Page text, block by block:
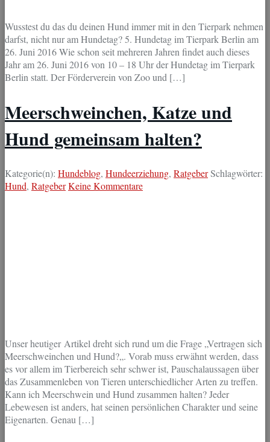
Wusstest du das du deinen Hund immer mit in den Tierpark nehmen
darfst, nicht nur am Hundetag? 5. Hundetag im Tierpark Berlin am
26. Juni 2016 Wie schon seit mehreren Jahren findet auch dieses
Jahr am 26. Juni 2016 von 10 – 18 Uhr der Hundetag im Tierpark
Berlin statt. Der Förderverein von Zoo und […]
Meerschweinchen, Katze und
Hund gemeinsam halten?
Kategorie(n): Hundeblog, Hundeerziehung, RatgeberSchlagwörter:
Hund, RatgeberKeine Kommentare
Unser heutiger Artikel dreht sich rund um die Frage „Vertragen sich
Meerschweinchen und Hund?„. Vorab muss erwähnt werden, dass
es vor allem im Tierbereich sehr schwer ist, Pauschalaussagen über
das Zusammenleben von Tieren unterschiedlicher Arten zu treffen.
Kann ich Meerschwein und Hund zusammen halten? Jeder
Lebewesen ist anders, hat seinen persönlichen Charakter und seine
Eigenarten. Genau […]